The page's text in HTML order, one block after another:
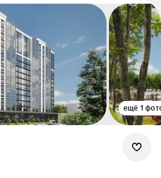
ещё 1